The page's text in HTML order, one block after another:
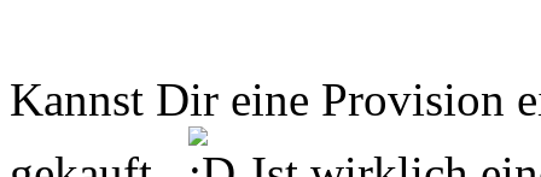
Kannst Dir eine Provision